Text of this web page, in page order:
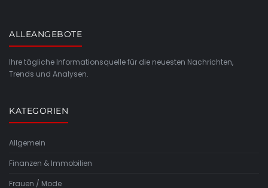
ALLEANGEBOTE
Ihre tägliche Informationsquelle für die neuesten Nachrichten,
Trends und Analysen.
KATEGORIEN
Allgemein
Finanzen & Immobilien
Frauen / Mode